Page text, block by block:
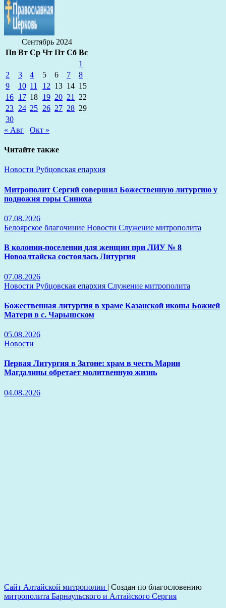
Сентябрь 2024
Пн Вт Ср Чт Пт Сб Вс
1
2
3 4 5 6 7
8
9
10 11 12 13 14 15
16 17 18 19 20 21
22
23 24 25 26 27 28 29
30
« Авг
Окт »
Читайте также
Новости Рубцовская епархия
Митрополит Сергий совершил Божественную литургию у
подножия горы Синюха
07.08.2026
Белоярское благочиние Новости Служение митрополита
В колонии-поселении для женщин при ЛИУ № 8
Новоалтайска состоялась Литургия
07.08.2026
Новости Рубцовская епархия Служение митрополита
Божественная литургия в храме Казанской иконы Божией
Матери в с. Чарышском
05.08.2026
Новости
Первая Литургия в Затоне: храм в честь Марии
Магдалины обретает молитвенную жизнь
04.08.2026
Сайт Алтайской митрополии | Создан по благословению
митрополита Барнаульского и Алтайского Сергия